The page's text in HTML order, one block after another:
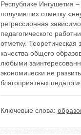
Республике Ингушетия
получивших отметку
регрессионная
педагогического
отметку. Теоретическая
качества общего
любыми
экономически не
благоприятных
Ключевые слова: